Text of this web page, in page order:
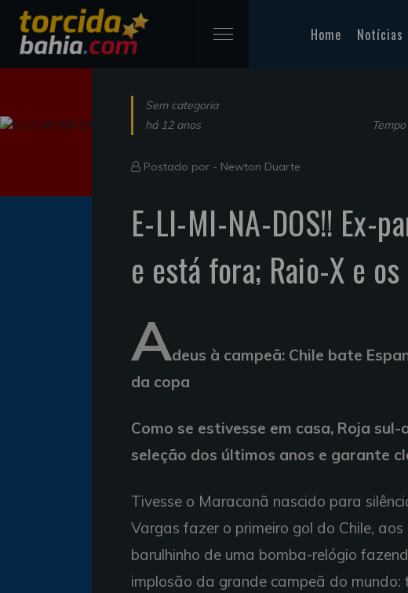
Home Notícias
Sem categoria
há 12 anos
Postado por - Newton Duarte
E-LI-MI-NA-DOS!! Ex-
e está fora; Raio-X e
Adeus à campeã: Chile bate
da copa
Como se estivesse em casa, Roja
seleção dos últimos anos e garante
Tivesse o Maracanã nascido para
Vargas fazer o primeiro gol do Chile,
barulhinho de uma bomba-relógio
implosão da grande campeã do